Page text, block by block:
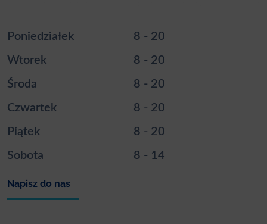
Poniedziałek
8 - 20
Wtorek
8 - 20
Środa
8 - 20
Czwartek
8 - 20
Piątek
8 - 20
Sobota
8 - 14
Napisz do nas